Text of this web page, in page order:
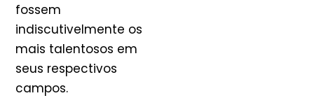
fossem
indiscutivelmente os
mais talentosos em
seus respectivos
campos.